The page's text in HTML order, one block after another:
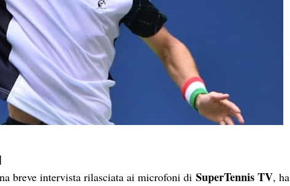
breve intervista rilasciata ai microfoni diSuperTennis TV, ha